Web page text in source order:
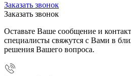
Заказать звонок
Заказать звонок
Оставьте Ваше сообщение и
специалисты свяжутся с Вами в
решения Вашего вопроса.